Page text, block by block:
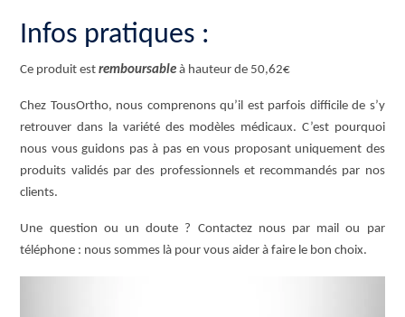
Infos pratiques :
Ce produit estremboursable à hauteur de 50,62€
Chez TousOrtho, nous comprenons qu’il est parfois difficile de s’y
retrouver dans la variété des modèles médicaux. C’est pourquoi
nous vous guidons pas à pas en vous proposant uniquement des
produits validés par des professionnels et recommandés par nos
clients.
Une question ou un doute ? Contactez nous par mail ou par
téléphone : nous sommes là pour vous aider à faire le bon choix.